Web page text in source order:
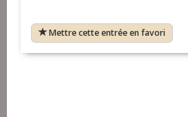
Mettre cette entrée en favori